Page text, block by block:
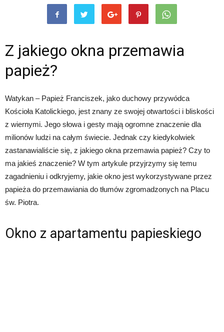
Z jakiego okna przemawia
papież?
Watykan – Papież Franciszek, jako duchowy przywódca
Kościoła Katolickiego, jest znany ze swojej otwartości i bliskości
z wiernymi. Jego słowa i gesty mają ogromne znaczenie dla
milionów ludzi na całym świecie. Jednak czy kiedykolwiek
zastanawialiście się, z jakiego okna przemawia papież? Czy to
ma jakieś znaczenie? W tym artykule przyjrzymy się temu
zagadnieniu i odkryjemy, jakie okno jest wykorzystywane przez
papieża do przemawiania do tłumów zgromadzonych na Placu
św. Piotra.
Okno z apartamentu papieskiego